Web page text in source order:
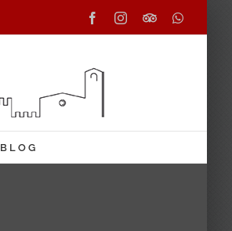
FacebookInstagramTripadvisor
BLOG